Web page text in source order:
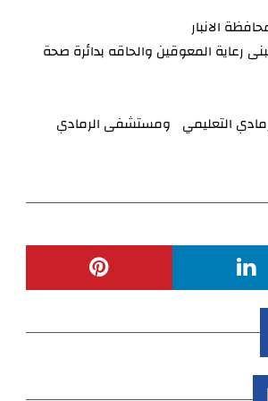
رعاية المعوقين والحاقه بدائرة صحة
التعليمي ومستشفى الرمادي